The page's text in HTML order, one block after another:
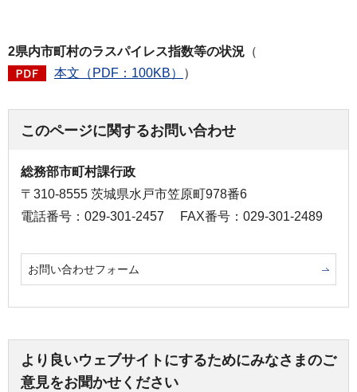
2県内市町村のラスパイレス指数等の状況 （
本文（PDF：100KB）
）
このページに関するお問い合わせ
総務部市町村課行政
〒310-8555 茨城県水戸市笠原町978番6
電話番号：029-301-2457
FAX番号：029-301-2489
お問い合わせフォーム
より良いウェブサイトにするためにみなさまのご
意見をお聞かせください